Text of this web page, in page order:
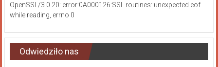
OpenSSL/3.0.20: error:0A000126:SSL routines::unexpected eof
while reading, errno 0
Odwiedziło nas